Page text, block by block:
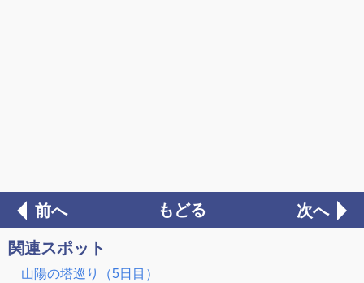
前へ もどる 次へ
関連スポット
山陽の塔巡り（5日目）